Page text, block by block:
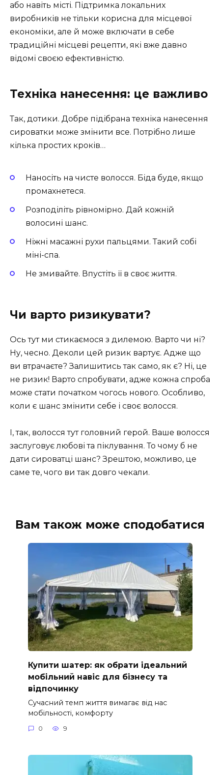
або навіть місті. Підтримка локальних
виробників не тільки корисна для місцевої
економіки, але й може включати в себе
традиційні місцеві рецепти, які вже давно
відомі своєю ефективністю.
Техніка нанесення: це важливо
Так, дотики. Добре підібрана техніка нанесення
сироватки може змінити все. Потрібно лише
кілька простих кроків…
Наносіть на чисте волосся. Біда буде, якщо
промахнетеся.
Розподіліть рівномірно. Дай кожній
волосині шанс.
Ніжні масажні рухи пальцями. Такий собі
міні-спа.
Не змивайте. Впустіть її в своє життя.
Чи варто ризикувати?
Ось тут ми стикаємося з дилемою. Варто чи ні?
Ну, чесно. Деколи цей ризик вартує. Адже що
ви втрачаєте? Залишитись так само, як є? Ні, це
не ризик! Варто спробувати, адже кожна спроба
може стати початком чогось нового. Особливо,
коли є шанс змінити себе і своє волосся.
І, так, волосся тут головний герой. Ваше волосся
заслуговує любові та піклування. То чому б не
дати сироватці шанс? Зрештою, можливо, це
саме те, чого ви так довго чекали.
Вам також може сподобатися
Купити шатер: як обрати ідеальний
мобільний навіс для бізнесу та
відпочинку
Сучасний темп життя вимагає від нас
мобільності, комфорту
0 9